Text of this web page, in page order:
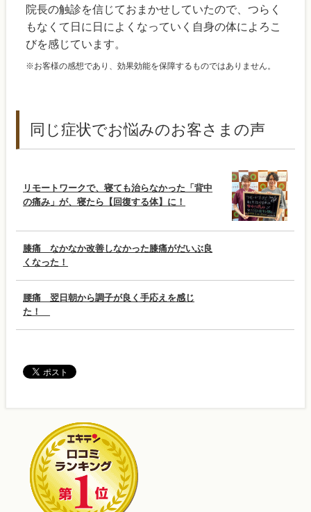
院長の触診を信じておまかせしていたので、つらく
もなくて日に日によくなっていく自身の体によろこ
びを感じています。
※お客様の感想であり、効果効能を保障するものではありません。
同じ症状でお悩みのお客さまの声
リモートワークで、寝ても治らなかった「背中
の痛み」が、寝たら【回復する体】に！
膝痛 なかなか改善しなかった膝痛がだいぶ良
くなった！
腰痛 翌日朝から調子が良く手応えを感じ
た！